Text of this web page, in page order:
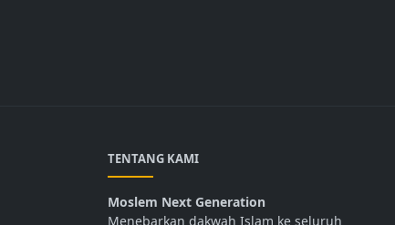
TENTANG KAMI
Moslem Next Generation
Menebarkan dakwah Islam ke seluruh